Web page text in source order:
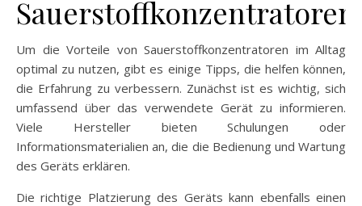
Sauerstoffkonzentratoren
Um die Vorteile von Sauerstoffkonzentratoren im Alltag
optimal zu nutzen, gibt es einige Tipps, die helfen können,
die Erfahrung zu verbessern. Zunächst ist es wichtig, sich
umfassend über das verwendete Gerät zu informieren.
Viele Hersteller bieten Schulungen oder
Informationsmaterialien an, die die Bedienung und Wartung
des Geräts erklären.
Die richtige Platzierung des Geräts kann ebenfalls einen